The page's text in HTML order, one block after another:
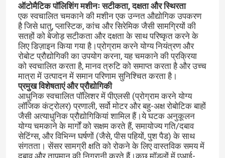
ऑटोमैटिक पॉलिशिंग मशीनः सटीकता, दक्षता और स्थिरता
एक स्वचालित चमकाने की मशीन एक उन्नत औद्योगिक उपकरण
है जिसे धातु, प्लास्टिक, कांच और सिरेमिक जैसी सामग्रियों की
सतहों को बेजोड़ सटीकता और दक्षता के साथ परिष्कृत करने के
लिए डिज़ाइन किया गया है।प्रोग्राम करने योग्य नियंत्रण और
रोबोट प्रौद्योगिकी का उपयोग करना, यह चमकाने की प्रक्रिया
को स्वचालित करता है, मानव त्रुटि को समाप्त करता है और उच्च
मात्रा में उत्पादन में समान परिणाम सुनिश्चित करता है।
प्रमुख विशेषताएं और प्रौद्योगिकी
आधुनिक स्वचालित पॉलिशर में पीएलसी (प्रोग्राम करने योग्य
लॉजिक कंट्रोलर) प्रणाली, सर्वो मोटर और बहु-अक्ष रोबोटिक बाहों
जैसी अत्याधुनिक प्रौद्योगिकियां शामिल हैं।ये घटक अनुकूलन
योग्य चमकाने के मार्गों को सक्षम करते हैं, समायोज्य गति/दबाव
सेटिंग्स, और विभिन्न घर्षणों (जैसे, पीस पहियों, पुश पैड) के साथ
संगतता। सेंसर सामग्री क्षति को रोकने के लिए वास्तविक समय में
दबाव और तापमान की निगरानी करते हैं।कुछ मॉडलों में एआई-